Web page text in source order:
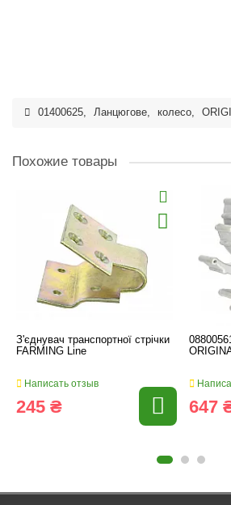
01400625, Ланцюгове, колесо,
Похожие товары
З'єднувач транспортної стрічки
FARMING Line
Написать отзыв
245 ₴ 647